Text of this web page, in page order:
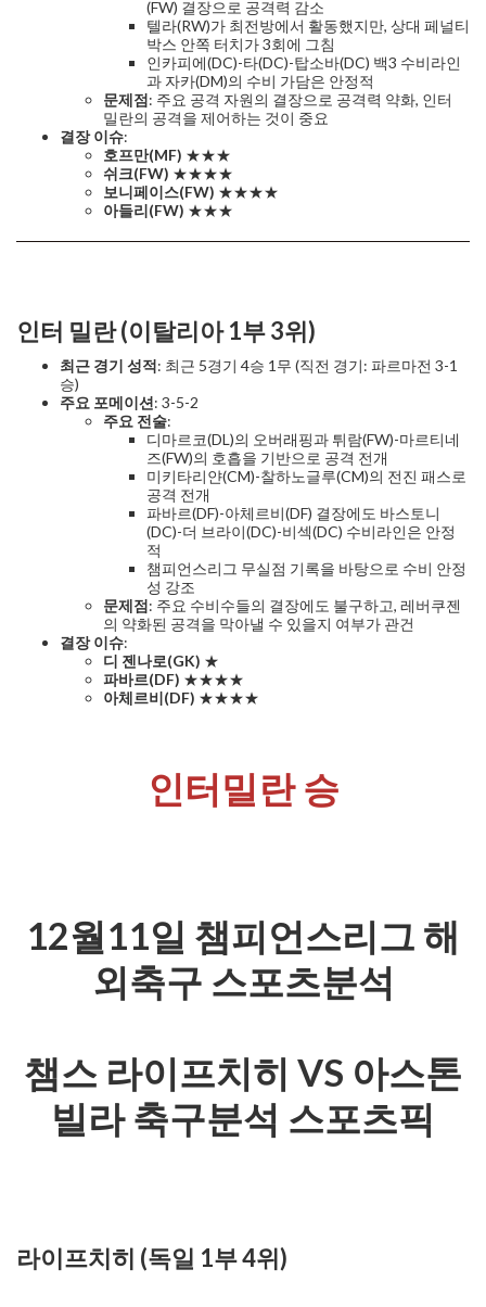
(FW) 결장으로 공격력 감소
텔라(RW)가 최전방에서 활동했지만, 상대 페널티
박스 안쪽 터치가 3회에 그침
인카피에(DC)-타(DC)-탑소바(DC) 백3 수비라인
과 자카(DM)의 수비 가담은 안정적
문제점: 주요 공격 자원의 결장으로 공격력 약화, 인터
밀란의 공격을 제어하는 것이 중요
결장 이슈:
호프만(MF) ★★★
쉬크(FW) ★★★★
보니페이스(FW) ★★★★
아들리(FW) ★★★
인터 밀란 (이탈리아 1부 3위)
최근 경기 성적: 최근 5경기 4승 1무 (직전 경기: 파르마전 3-1
승)
주요 포메이션: 3-5-2
주요 전술:
디마르코(DL)의 오버래핑과 튀람(FW)-마르티네
즈(FW)의 호흡을 기반으로 공격 전개
미키타리얀(CM)-찰하노글루(CM)의 전진 패스로
공격 전개
파바르(DF)-아체르비(DF) 결장에도 바스토니
(DC)-더 브라이(DC)-비섹(DC) 수비라인은 안정
적
챔피언스리그 무실점 기록을 바탕으로 수비 안정
성 강조
문제점: 주요 수비수들의 결장에도 불구하고, 레버쿠젠
의 약화된 공격을 막아낼 수 있을지 여부가 관건
결장 이슈:
디 젠나로(GK) ★
파바르(DF) ★★★★
아체르비(DF) ★★★★
인터밀란 승
12월11일 챔피언스리그 해
외축구 스포츠분석
챔스 라이프치히 VS 아스톤
빌라 축구분석 스포츠픽
라이프치히 (독일 1부 4위)